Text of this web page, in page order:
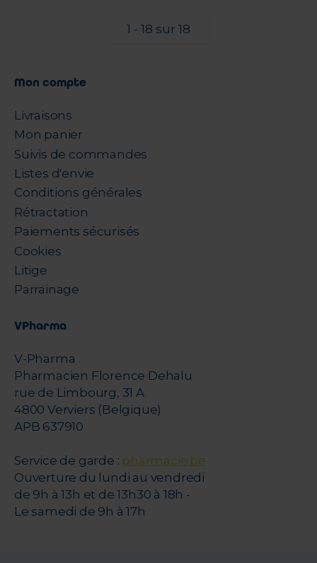
1 - 18 sur 18
Mon compte
Livraisons
Mon panier
Suivis de commandes
Listes d'envie
Conditions générales
Rétractation
Paiements sécurisés
Cookies
Litige
Parrainage
VPharma
V-Pharma
Pharmacien Florence Dehalu
rue de Limbourg, 31 A
4800 Verviers (Belgique)
APB 637910
Service de garde : pharmacie.be
Ouverture du lundi au vendredi
de 9h à 13h et de 13h30 à 18h -
Le samedi de 9h à 17h